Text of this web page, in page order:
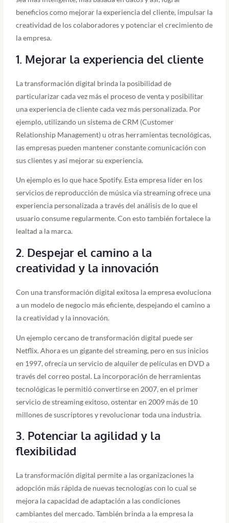
beneficios como mejorar la experiencia del cliente, impulsar la
creatividad de los colaboradores y potenciar el crecimiento de
la empresa.
1. Mejorar la experiencia del cliente
La transformación digital brinda la posibilidad de
particularizar cada vez más el proceso de venta y posibilitar
una experiencia de cliente cada vez más personalizada. Por
ejemplo, utilizando un sistema de CRM (Customer
Relationship Management) u otras herramientas tecnológicas,
las empresas pueden mantener constante comunicación con
sus clientes y así mejorar su experiencia.
Un ejemplo es lo que hace Spotify. Esta empresa líder en los
servicios de reproducción de música vía streaming ofrece una
experiencia personalizada a través del análisis de lo que el
usuario consume regularmente. Con esto también fortalece la
lealtad a la marca.
2. Despejar el camino a la
creatividad y la innovación
Con una transformación digital exitosa la empresa evoluciona
a un modelo de negocio más eficiente, despejando el camino a
la creatividad y la innovación.
Un ejemplo cercano de transformación digital puede ser
Netflix. Ahora es un gigante del streaming, pero en sus inicios
en 1997, ofrecía un servicio de alquiler de películas en DVD a
través del correo postal. La incorporación de herramientas
tecnológicas le permitió convertirse en 2007, en el primer
servicio de streaming exitoso, ostentar en 2009 más de 10
millones de suscriptores y revolucionar toda una industria.
3. Potenciar la agilidad y la
flexibilidad
La transformación digital permite a las organizaciones la
adopción más rápida de nuevas tecnologías con lo cual se
mejora la capacidad de adaptación a las condiciones
cambiantes del mercado. También brinda a la empresa la